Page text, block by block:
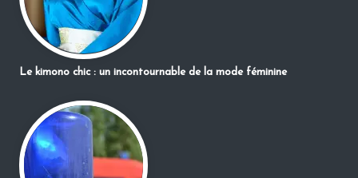
Le kimono chic : un incontournable de la mode féminine